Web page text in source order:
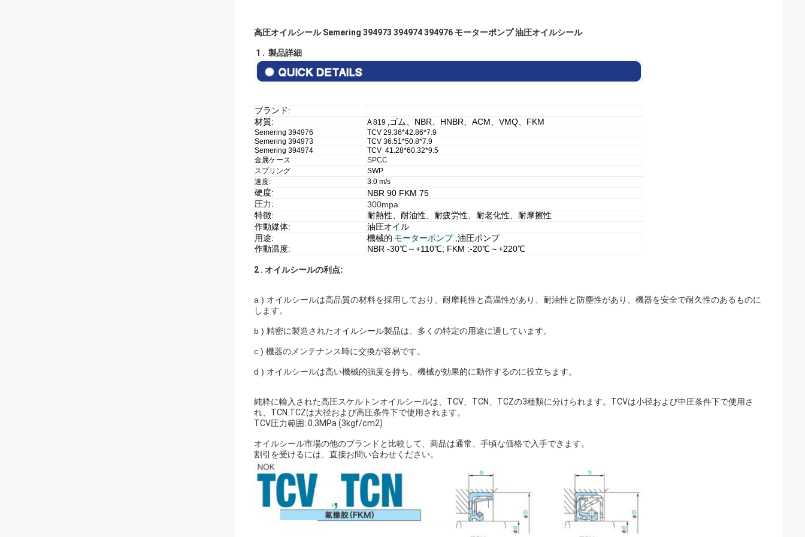
高圧オイルシール Semering 394973 394974 394976 モーターポンプ 油圧オイルシール
1 . 製品詳細
ブランド:
材質:
A 819 ,ゴム、NBR、HNBR、ACM、VMQ、FKM
Semering 394976
TCV 29.36*42.86*7.9
Semering 394973
TCV 36.51*50.8*7.9
Semering 394974
TCV 41.28*60.32*9.5
金属ケース
SPCC
スプリング
SWP
速度:
3.0 m/s
硬度:
NBR 90 FKM 75
圧力:
300mpa
特徴:
耐熱性、耐油性、耐疲労性、耐老化性、耐摩擦性
作動媒体:
油圧オイル
用途:
作動温度:
機械的 モーターポンプ , 油圧ポンプ
NBR -30℃～+110℃; FKM :-20℃～+220℃
2 . オイルシールの利点:
a ) オイルシールは高品質の材料を採用しており、耐摩耗性と高温性があり、耐油性と防塵性があり、機器を安全で耐久性のあるものに
します。
b ) 精密に製造されたオイルシール製品は、多くの特定の用途に適しています。
c ) 機器のメンテナンス時に交換が容易です。
d ) オイルシールは高い機械的強度を持ち、機械が効果的に動作するのに役立ちます。
純粋に輸入された高圧スケルトンオイルシールは、TCV、TCN、TCZの3種類に分けられます。TCVは小径および中圧条件下で使用さ
れ、TCN.TCZは大径および高圧条件下で使用されます。
TCV圧力範囲: 0.3MPa (3kgf/cm2)
オイルシール市場の他のブランドと比較して、商品は通常、手頃な価格で入手できます。
割引を受けるには、直接お問い合わせください。